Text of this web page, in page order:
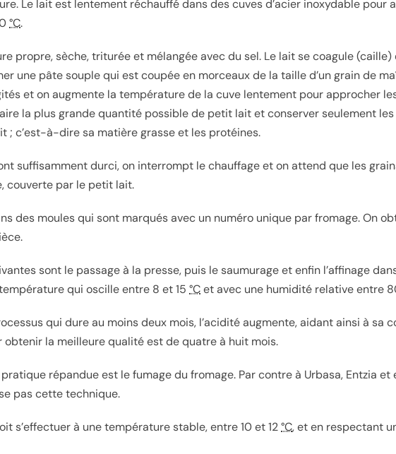
Le lait est lentement réchauffé dans des cuves d’acier inoxydable pour
°C.
propre, sèche, triturée et mélangée avec du sel. Le lait se coagule
une pâte souple qui est coupée en morceaux de la taille d’un grain de
et on augmente la température de la cuve lentement pour approcher
la plus grande quantité possible de petit lait et conserver seulement
; c’est-à-dire sa matière grasse et les protéines.
suffisamment durci, on interrompt le chauffage et on attend que les
couverte par le petit lait.
des moules qui sont marqués avec un numéro unique par fromage. On
sont le passage à la presse, puis le saumurage et enfin l’affinage
qui oscille entre 8 et15 °Cet avec une humidité relative entre
qui dure au moins deux mois, l’acidité augmente, aidant ainsi à sa
la meilleure qualité est de quatre à huit mois.
pratique répandue est le fumage du fromage. Par contre à Urbasa, Entzia et
pas cette technique.
s’effectuer à une température stable, entre 10 et12°C, et en respectant